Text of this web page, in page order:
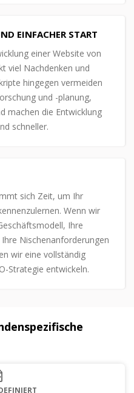
EINFACHER START
einer Website von
viel Nachdenken und
hingegen vermeiden
und -planung,
machen die Entwicklung
schneller.
sich Zeit, um Ihr
Wenn wir
Ihre
Nischenanforderungen
wir eine vollständig
Strategie entwickeln.